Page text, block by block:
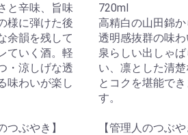
と辛味、旨味
様に弾けた後
余韻を残して
ていく酒。軽
・涼しげな透
味わいが楽し
つぶやき】
720ml
高精白の山田錦か
透明感抜群の味
泉らしい出しゃば
い、凛とした清
とコクを堪能でき
す。
【管理人のつぶや